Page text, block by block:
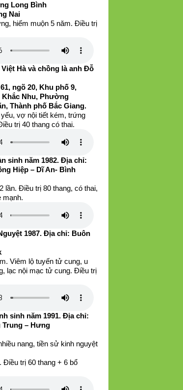
Long Bình
Nai
hiếm muộn 5 năm. Điều trị
Hà và chồng là anh Đỗ
ngõ 20, Khu phố 9,
Nhu, Phường
Thành phố Bắc Giang.
vợ nội tiết kém, trứng
trị 40 thang có thai.
sinh năm 1982. Địa chỉ:
Hiệp – Dĩ An- Bình
lần. Điều trị 80 thang, có thai,
mạnh.
1987. Địa chỉ: Buôn
Viêm lộ tuyến tử cung, u
lạc nội mạc tử cung. Điều trị
sinh năm 1991. Địa chỉ:
– Hưng
nang, tiền sử kinh nguyệt
Điều trị 60 thang + 6 bổ